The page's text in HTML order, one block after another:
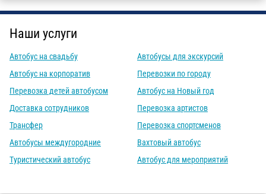
Наши услуги
Автобус на свадьбу
Автобус на корпоратив
Перевозка детей автобусом
Доставка сотрудников
Трансфер
Автобусы междугородние
Туристический автобус
Автобусы для экскурсий
Перевозки по городу
Автобус на Новый год
Перевозка артистов
Перевозка спортсменов
Вахтовый автобус
Автобус для мероприятий